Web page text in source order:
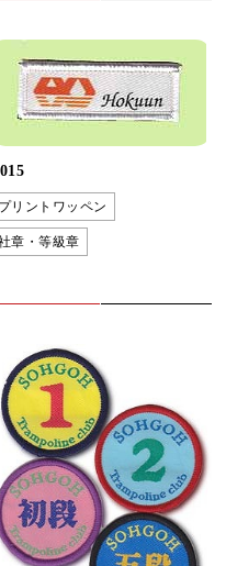
プリントワッペン
章・等級章